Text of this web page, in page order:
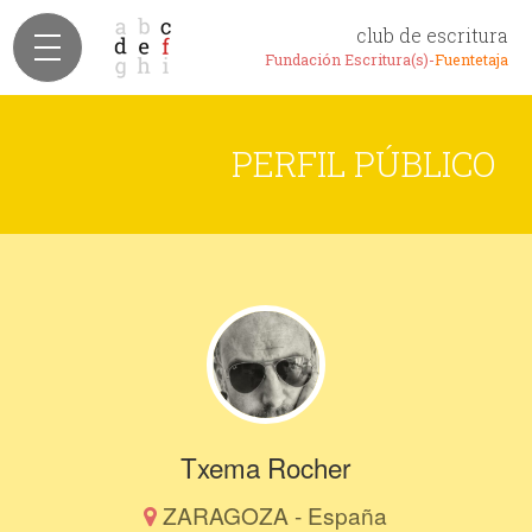
club de escritura
Fundación Escritura(s)-Fuentetaja
PERFIL PÚBLICO
Txema Rocher
ZARAGOZA - España